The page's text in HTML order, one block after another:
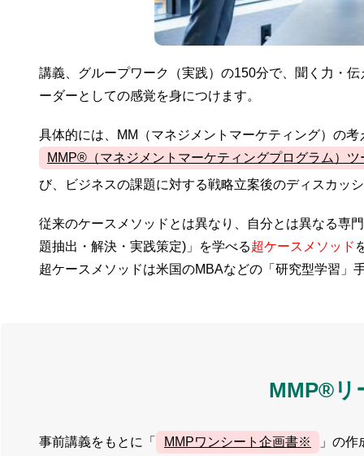
講義、グループワーク（実践）の150分で、聞く力・
ーダーとしての感覚を身につけます。
具体的には、MM（マネジメントマーケティング）の考
MMP®（マネジメントマーケティングプログラム）ツ
び、ビジネスの課題に対する戦略立案後のディスカッ
従来のケースメソッドとは異なり、自分とは異なる専
題抽出・解決・実践策定)」を学べる超ケースメソッド
超ケースメソッドは米国のMBAなどの「研究型学習」
MMP®リ
事前講義をもとに「 MMPワンシート企画書※
」の